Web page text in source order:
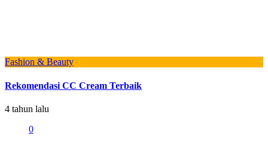
Fashion & Beauty
Rekomendasi CC Cream Terbaik
4 tahun lalu
0